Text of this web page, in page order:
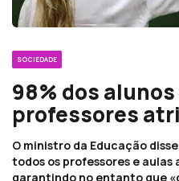
SOCIEDADE
98% dos
professores
O ministro da Educação
todos os professores e aulas
garantindo no entanto que